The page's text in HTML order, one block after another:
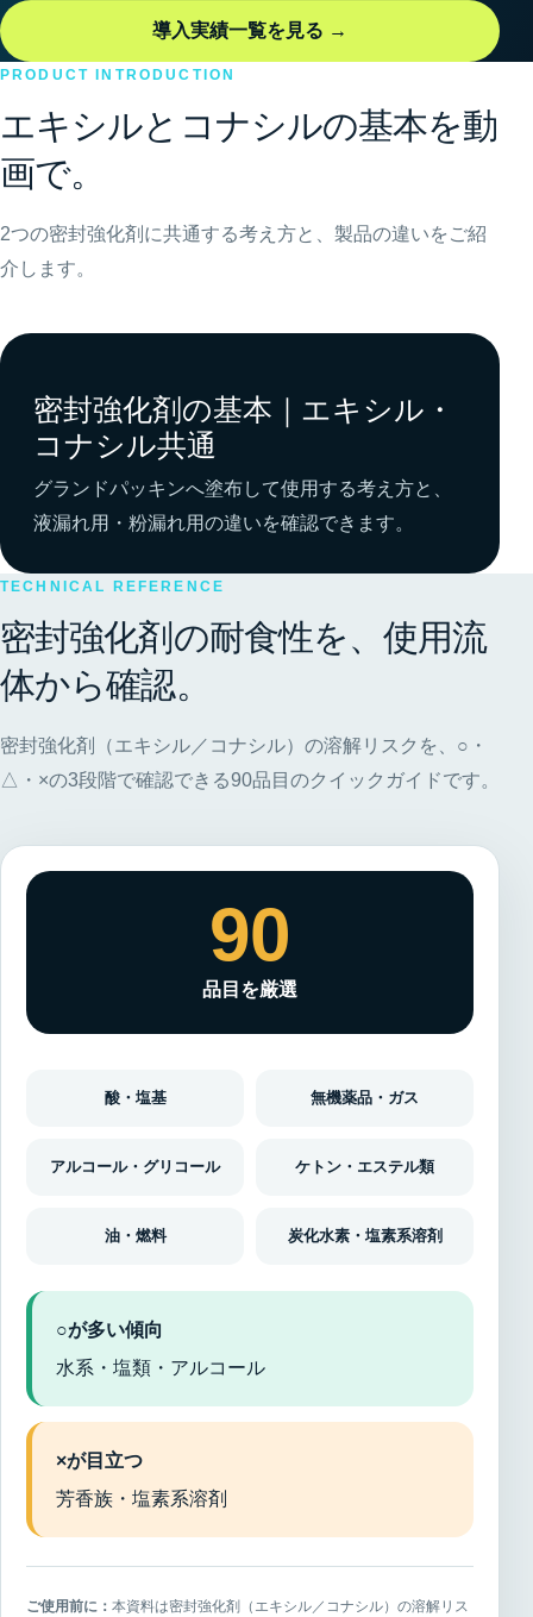
導入実績一覧を見る →
PRODUCT INTRODUCTION
エキシルとコナシルの基本を動
画で。
2つの密封強化剤に共通する考え方と、製品の違いをご紹
介します。
密封強化剤の基本｜エキシル・
コナシル共通
グランドパッキンへ塗布して使用する考え方と、
液漏れ用・粉漏れ用の違いを確認できます。
TECHNICAL REFERENCE
密封強化剤の耐食性を、使用流
体から確認。
密封強化剤（エキシル／コナシル）の溶解リスクを、○・
△・×の3段階で確認できる90品目のクイックガイドです。
90
品目を厳選
酸・塩基 無機薬品・ガス
アルコール・グリコール ケトン・エステル類
油・燃料 炭化水素・塩素系溶剤
○が多い傾向
水系・塩類・アルコール
×が目立つ
芳香族・塩素系溶剤
ご使用前に： 本資料は密封強化剤（エキシル／コナシル）の溶解リス